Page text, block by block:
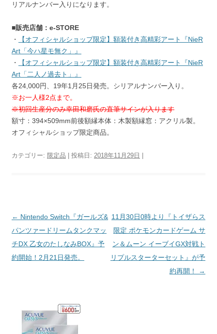
リアルナンバー入りになります。
■販売店舗：e-STORE
・
【オフィシャルショップ限定】額装付き高精彩アート『NieR
Art「今ハ星モ無ク」』
・
【オフィシャルショップ限定】額装付き高精彩アート『NieR
Art「二人ノ過去ト」』
各24,000円、19年1月25日発売。シリアルナンバー入り。
※お一人様2点まで。
※初回生産分のみ幸田和磨氏の直筆サインが入ります
額寸：394×509mm前後額縁本体：木製額縁窓：アクリル製。
オフィシャルショップ限定商品。
カテゴリー: 限定品 | 投稿日: 2018年11月29日
投稿ナビゲーション
← Nintendo Switch『ガールズ&
パンツァードリームタンクマッ
チDX 乙女のたしなみBOX』予
約開始！2月21日発売。
11月30日0時より『トイザらス
限定 ポケモンカードゲーム サ
ン＆ムーン イーブイGX対戦ト
リプルスターターセット』が予
約再開！
→